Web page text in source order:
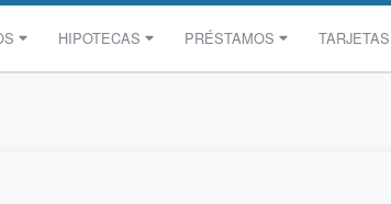
HIPOTECAS PRÉSTAMOS TARJETAS